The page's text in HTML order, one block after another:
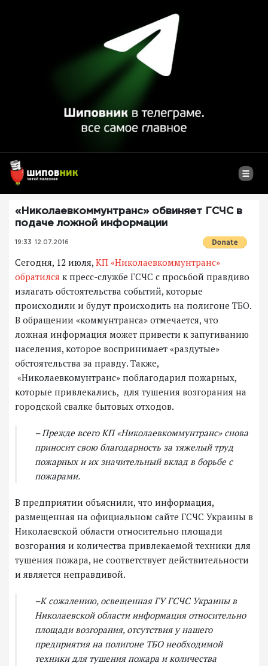
«Николаевкоммунтранс» обвиняет ГСЧС в
подаче ложной информации
19:33 12.07.2016
Сегодня, 12 июля, КП «Николаевкоммунтранс»
обратился к пресс-службе ГСЧС с просьбой правдиво
излагать обстоятельства событий, которые
происходили и будут происходить на полигоне ТБО.
В обращении «коммунтранса» отмечается, что
ложная информация может привести к запугиванию
населения, которое воспринимает «раздутые»
обстоятельства за правду. Также,
«Николаевкомунтранс» поблагодарил пожарных,
которые привлекались, для тушения возгорания на
городской свалке бытовых отходов.
– Прежде всего КП «Николаевкоммунтранс» снова
приносит свою благодарность за тяжелый труд
пожарных и их значительный вклад в борьбе с
пожарами.
В предприятии объяснили, что информация,
размещенная на официальном сайте ГСЧС Украины в
Николаевской области относительно площади
возгорания и количества привлекаемой техники для
тушения пожара, не соответствует действительности
и является неправдивой.
–К сожалению, освещенная ГУ ГСЧС Украины в
Николаевской области информация относительно
площади возгорания, отсутствия у нашего
предприятия на полигоне ТБО необходимой
техники для тушения пожара и количества